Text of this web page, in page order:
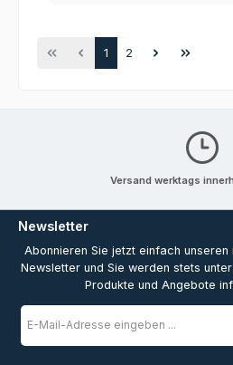
Seite
1 Seite
2
Versand werktags
Newsletter
Abonnieren Sie jetzt einfach
Newsletter und Sie werden stets
Produkte und Angebote
E-
Mail-
*